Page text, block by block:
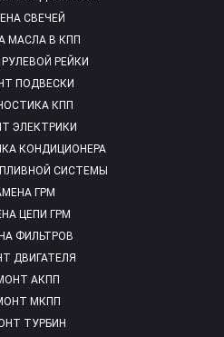
СВЕЧЕЙ
МАСЛА В КПП
РЕЙКИ
ПОДВЕСКИ
КПП
ЭЛЕКТРИКИ
КОНДИЦИОНЕРА
СИСТЕМЫ
ГРМ
ЦЕПИ ГРМ
ФИЛЬТРОВ
ДВИГАТЕЛЯ
АКПП
МКПП
ТУРБИН